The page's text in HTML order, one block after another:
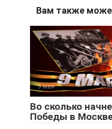
n
o
kl
a
ss
ni
ki
er e
gr
a
m
Вам также
9 мая
Во сколько
Победы в